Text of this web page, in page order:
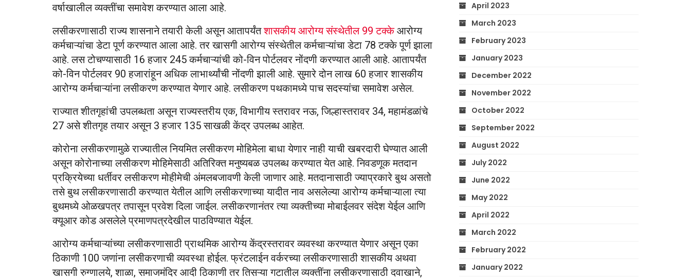
वर्षाखालील व्यक्तींचा समावेश करण्यात आला आहे.
लसीकरणासाठी राज्य शासनाने तयारी केली असून आतापर्यंतशासकीय आरोग्य संस्थेतील 99 टक्केआरोग्य
कर्मचाऱ्यांचा डेटा पूर्ण करण्यात आला आहे. तर खासगी आरोग्य संस्थेतील कर्मचाऱ्यांचा डेटा 78 टक्के पूर्ण झाला
आहे. लस टोचण्यासाठी 16 हजार 245 कर्मचाऱ्यांची को-विन पोर्टलवर नोंदणी करण्यात आली आहे. आतापर्यंत
को-विन पोर्टलवर 90 हजारांहून अधिक लाभार्थ्यांची नोंदणी झाली आहे. सुमारे दोन लाख 60 हजार शासकीय
आरोग्य कर्मचाऱ्यांना लसीकरण करण्यात येणार आहे. लसीकरण पथकामध्ये पाच सदस्यांचा समावेश असेल.
राज्यात शीतगृहांची उपलब्धता असून राज्यस्तरीय एक, विभागीय स्तरावर नऊ, जिल्हास्तरावर 34, महामंडळांचे
27 असे शीतगृह तयार असून 3 हजार 135 साखळी केंद्र उपलब्ध आहेत.
कोरोना लसीकरणामुळे राज्यातील नियमित लसीकरण मोहिमेला बाधा येणार नाही याची खबरदारी घेण्यात आली
असून कोरोनाच्या लसीकरण मोहिमेसाठी अतिरिक्त मनुष्यबळ उपलब्ध करण्यात येत आहे. निवडणूक मतदान
प्रक्रियेच्या धर्तीवर लसीकरण मोहीमेची अंमलबजावणी केली जाणार आहे. मतदानासाठी ज्याप्रकारे बुथ असतो
तसे बुथ लसीकरणासाठी करण्यात येतील आणि लसीकरणाच्या यादीत नाव असलेल्या आरोग्य कर्मचाऱ्याला त्या
बुथमध्ये ओळखपत्र तपासून प्रवेश दिला जाईल. लसीकरणानंतर त्या व्यक्तीच्या मोबाईलवर संदेश येईल आणि
क्यूआर कोड असलेले प्रमाणपत्रदेखील पाठविण्यात येईल.
आरोग्य कर्मचाऱ्यांच्या लसीकरणासाठी प्राथमिक आरोग्य केंद्रस्तरावर व्यवस्था करण्यात येणार असून एका
ठिकाणी 100 जणांना लसीकरणाची व्यवस्था होईल. फ्रंटलाईन वर्करच्या लसीकरणासाठी शासकीय अथवा
खासगी रुग्णालये, शाळा, समाजमंदिर आदी ठिकाणी तर तिसऱ्या गटातील व्यक्तींना लसीकरणासाठी दवाखाने,
April 2023
March 2023
February 2023
January 2023
December 2022
November 2022
October 2022
September 2022
August 2022
July 2022
June 2022
May 2022
April 2022
March 2022
February 2022
January 2022